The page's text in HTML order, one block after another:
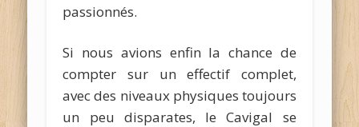
passionnés.
Si nous avions enfin la chance de
compter sur un effectif complet,
avec des niveaux physiques toujours
un peu disparates, le Cavigal se